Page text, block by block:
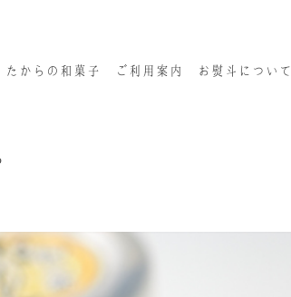
たからの和菓子 ご利用案内 お熨斗について